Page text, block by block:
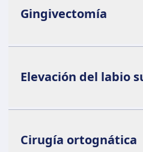
Gingivectomía
Elevación del labio
Cirugía ortognática